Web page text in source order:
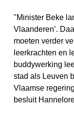
"Minister Beke
Vlaanderen’.
moeten verder
leerkrachten en
buddywerking
stad als Leuven
Vlaamse
besluit